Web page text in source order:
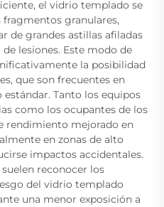
el vidrio templado se
granulares,
de grandes astillas afiladas
lesiones. Este modo de
la posibilidad
que son frecuentes en
Tanto los equipos
como los ocupantes de los
rendimiento mejorado en
en zonas de alto
impactos accidentales.
reconocer los
del vidrio templado
una menor exposición a